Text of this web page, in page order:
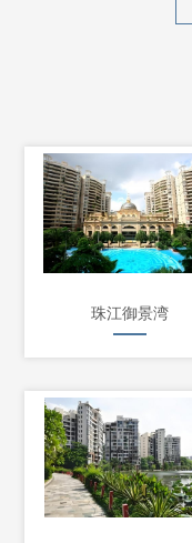
珠江御景湾